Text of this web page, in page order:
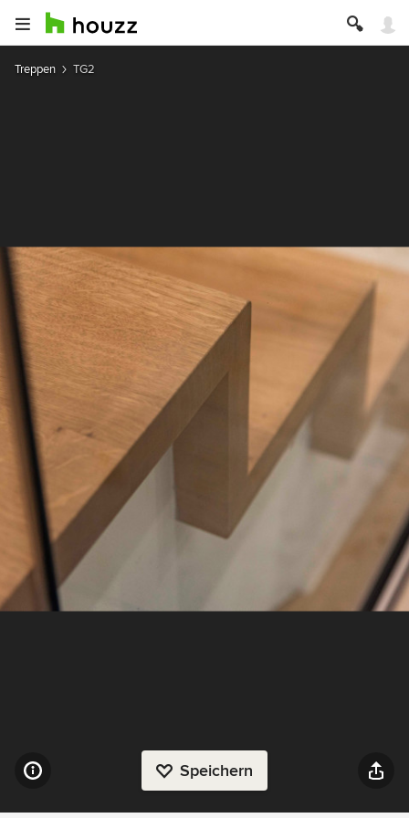
Treppen TG2
Speichern